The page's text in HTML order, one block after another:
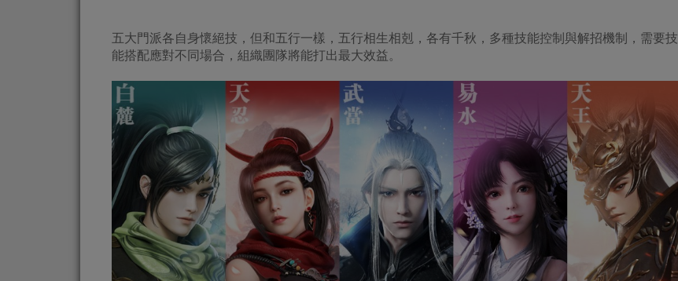
五大門派各自身懷絕技，但和五行一樣，五行相生相剋，各有千秋，多種技能控制與解招機制，需要技
能搭配應對不同場合，組織團隊將能打出最大效益。